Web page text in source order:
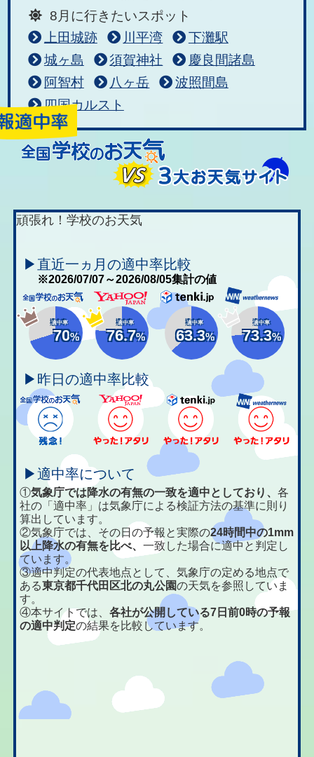
8月に行きたいスポット
上田城跡
川平湾
下灘駅
城ヶ島
須賀神社
慶良間諸島
阿智村
八ヶ岳
波照間島
四国カルスト
頑張れ！学校のお天気
▶直近一ヵ月の適中率比較
※2026/07/07～2026/08/05集計の値
適中率
70%
適中率
76.7%
適中率
63.3%
適中率
73.3%
▶昨日の適中率比較
▶適中率について
①気象庁では降水の有無の一致を適中としており、各
社の「適中率」は気象庁による検証方法の基準に則り
算出しています。
②気象庁では、その日の予報と実際の24時間中の1mm
以上降水の有無を比べ、一致した場合に適中と判定し
ています。
③適中判定の代表地点として、気象庁の定める地点で
ある東京都千代田区北の丸公園の天気を参照していま
す。
④本サイトでは、各社が公開している7日前0時の予報
の適中判定の結果を比較しています。